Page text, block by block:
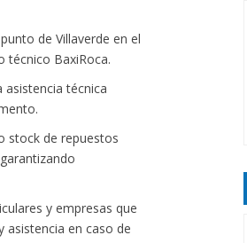
de Villaverde en el
técnico BaxiRoca.
técnica
stock de repuestos
y empresas que
asistencia en caso de